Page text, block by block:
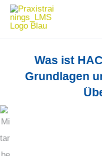
Zum
Inhalt
springen
Was ist
Grundlagen